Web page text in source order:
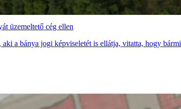
üzemeltető cég ellen
a bánya jogi képviseletét is ellátja, vitatta, hogy